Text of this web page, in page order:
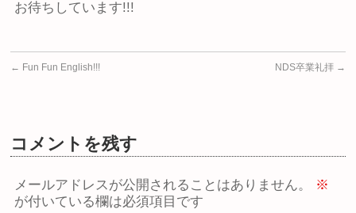
お待ちしています!!!
← Fun Fun English!!! NDS卒業礼拝 →
コメントを残す
メールアドレスが公開されることはありません。
※
が付いている欄は必須項目です